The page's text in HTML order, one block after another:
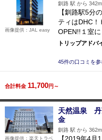
釧路 駅 から 342m
【釧路駅5分
ティはDHC
OPEN!!１室
トリップアドバ
45件の口コミを
画像提供：JAL easy
合計料金 11,700円～
天然温泉 丹
金
釧路 駅 から 362m
画像提供：楽天トラベ